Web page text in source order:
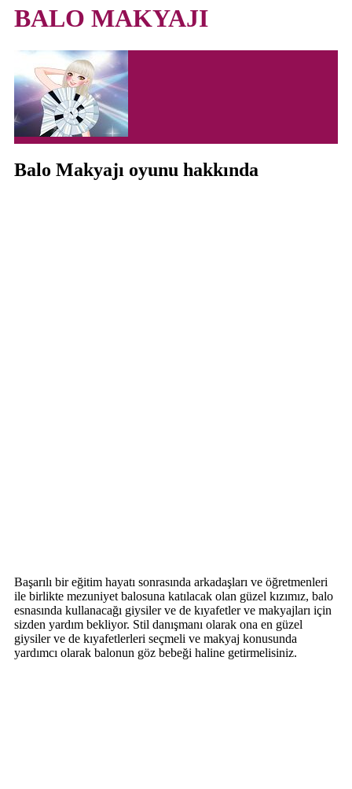
BALO MAKYAJI
Balo Makyajı oyunu hakkında
Başarılı bir eğitim hayatı sonrasında arkadaşları ve öğretmenleri
ile birlikte mezuniyet balosuna katılacak olan güzel kızımız, balo
esnasında kullanacağı giysiler ve de kıyafetler ve makyajları için
sizden yardım bekliyor. Stil danışmanı olarak ona en güzel
giysiler ve de kıyafetlerleri seçmeli ve makyaj konusunda
yardımcı olarak balonun göz bebeği haline getirmelisiniz.